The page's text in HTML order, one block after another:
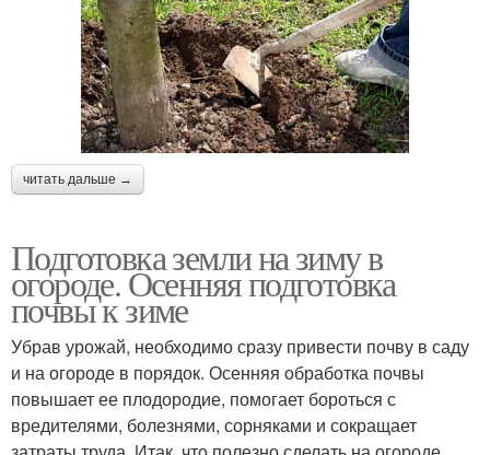
читать дальше →
Подготовка земли на зиму в
огороде. Осенняя подготовка
почвы к зиме
Убрав урожай, необходимо сразу привести почву в саду
и на огороде в порядок. Осенняя обработка почвы
повышает ее плодородие, помогает бороться с
вредителями, болезнями, сорняками и сокращает